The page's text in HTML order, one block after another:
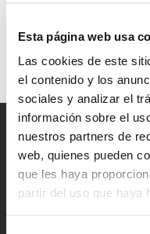
Esta página web usa
Las cookies de este
el contenido y los
sociales y analizar el
información sobre el
nuestros partners de
web, quienes pueden
que les haya
partir del uso que haya
Desde Nueva Zelanda,
El objetivo de Armstrong
de primera línea que se
disciplinas.